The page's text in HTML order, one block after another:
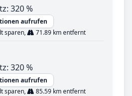
320 %
aufrufen
sparen,
71.89 km entfernt
320 %
aufrufen
sparen,
85.59 km entfernt